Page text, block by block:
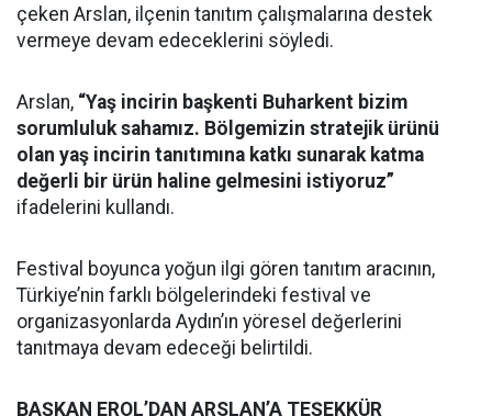
çeken Arslan, ilçenin tanıtım çalışmalarına destek
vermeye devam edeceklerini söyledi.
Arslan, “Yaş incirin başkenti Buharkent bizim
sorumluluk sahamız. Bölgemizin stratejik ürünü
olan yaş incirin tanıtımına katkı sunarak katma
değerli bir ürün haline gelmesini istiyoruz”
ifadelerini kullandı.
Festival boyunca yoğun ilgi gören tanıtım aracının,
Türkiye’nin farklı bölgelerindeki festival ve
organizasyonlarda Aydın’ın yöresel değerlerini
tanıtmaya devam edeceği belirtildi.
BAŞKAN EROL’DAN ARSLAN’A TEŞEKKÜR